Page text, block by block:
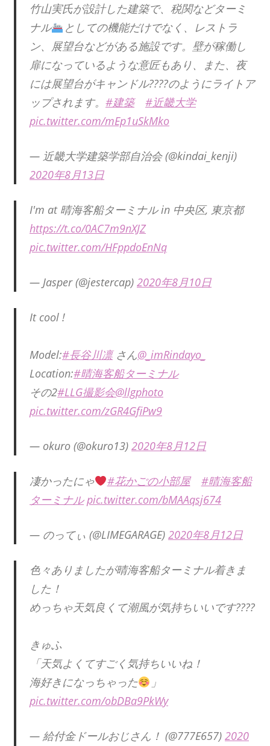
竹山実氏が設計した建築で、税関などターミ
ナル
としての機能だけでなく、レストラ
ン、展望台などがある施設です。壁が稼働し
扉になっているような意匠もあり、また、夜
には展望台がキャンドル????のようにライトア
ップされます。 #建築
#近畿大学
pic.twitter.com/mEp1uSkMko
— 近畿大学建築学部自治会 (@kindai_kenji)
2020年8月13日
I'm at 晴海客船ターミナル in 中央区, 東京都
https://t.co/0AC7m9nXJZ
pic.twitter.com/HFppdoEnNq
— Jasper (@jestercap) 2020年8月10日
It cool !
Model:#長谷川凛さん@_imRindayo_
Location:#晴海客船ターミナル
その2#LLG撮影会@llgphoto
pic.twitter.com/zGR4GfiPw9
— okuro (@okuro13) 2020年8月12日
凄かったにゃ #花かごの小部屋
#晴海客船
ターミナル pic.twitter.com/bMAAqsj674
— のってぃ (@LIMEGARAGE) 2020年8月12日
色々ありましたが晴海客船ターミナル着きま
した！
めっちゃ天気良くて潮風が気持ちいいです????
きゅふ
「天気よくてすごく気持ちいいね！
海好きになっちゃった
」
pic.twitter.com/obDBa9PkWy
— 給付金ドールおじさん！ (@777E657) 2020